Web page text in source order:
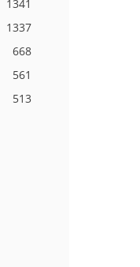
1341
1337
668
561
513